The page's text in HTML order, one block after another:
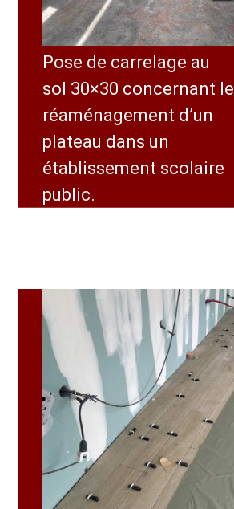
Pose de carrelage au
sol 30×30 concernant le
réaménagement d’un
plateau dans un
établissement scolaire
public.